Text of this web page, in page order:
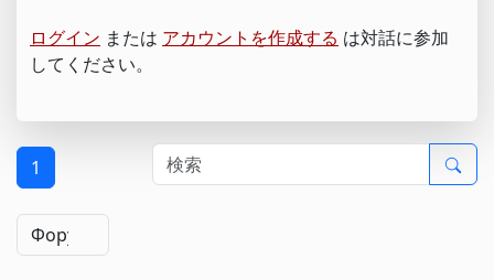
ログイン または アカウントを作成する は対話に参加
してください。
1